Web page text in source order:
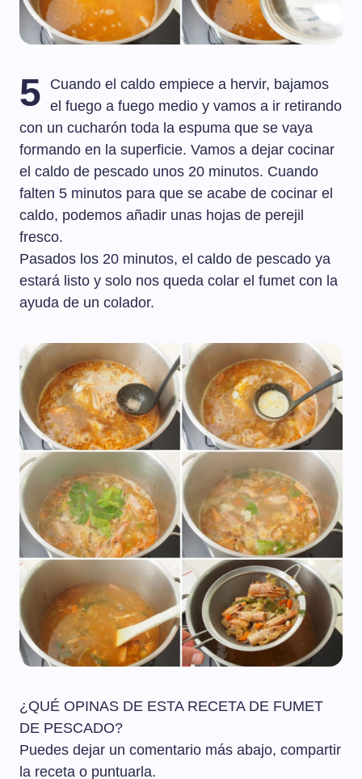
5
Cuando el caldo empiece a hervir, bajamos
el fuego a fuego medio y vamos a ir retirando
con un cucharón toda la espuma que se vaya
formando en la superficie. Vamos a dejar cocinar
el caldo de pescado unos 20 minutos. Cuando
falten 5 minutos para que se acabe de cocinar el
caldo, podemos añadir unas hojas de perejil
fresco.
Pasados los 20 minutos, el caldo de pescado ya
estará listo y solo nos queda colar el fumet con la
ayuda de un colador.
¿QUÉ OPINAS DE ESTA RECETA DE FUMET
DE PESCADO?
Puedes dejar un comentario más abajo, compartir
la receta o puntuarla.